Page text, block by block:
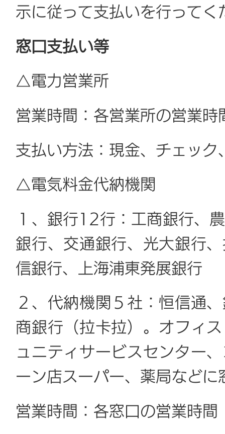
示に従って支払いを行ってく
窓口支払い等
△電力営業所
営業時間：各営業所の営業時
支払い方法：現金、チェッ
△電気料金代納機関
１、銀行12行：工商銀行、
銀行、交通銀行、光大銀行
信銀行、上海浦東発展銀行
２、代納機関５社：恒信通
商銀行（拉卡拉）。オフィ
ュニティサービスセンター
ーン店スーパー、薬局など
営業時間：各窓口の営業時間